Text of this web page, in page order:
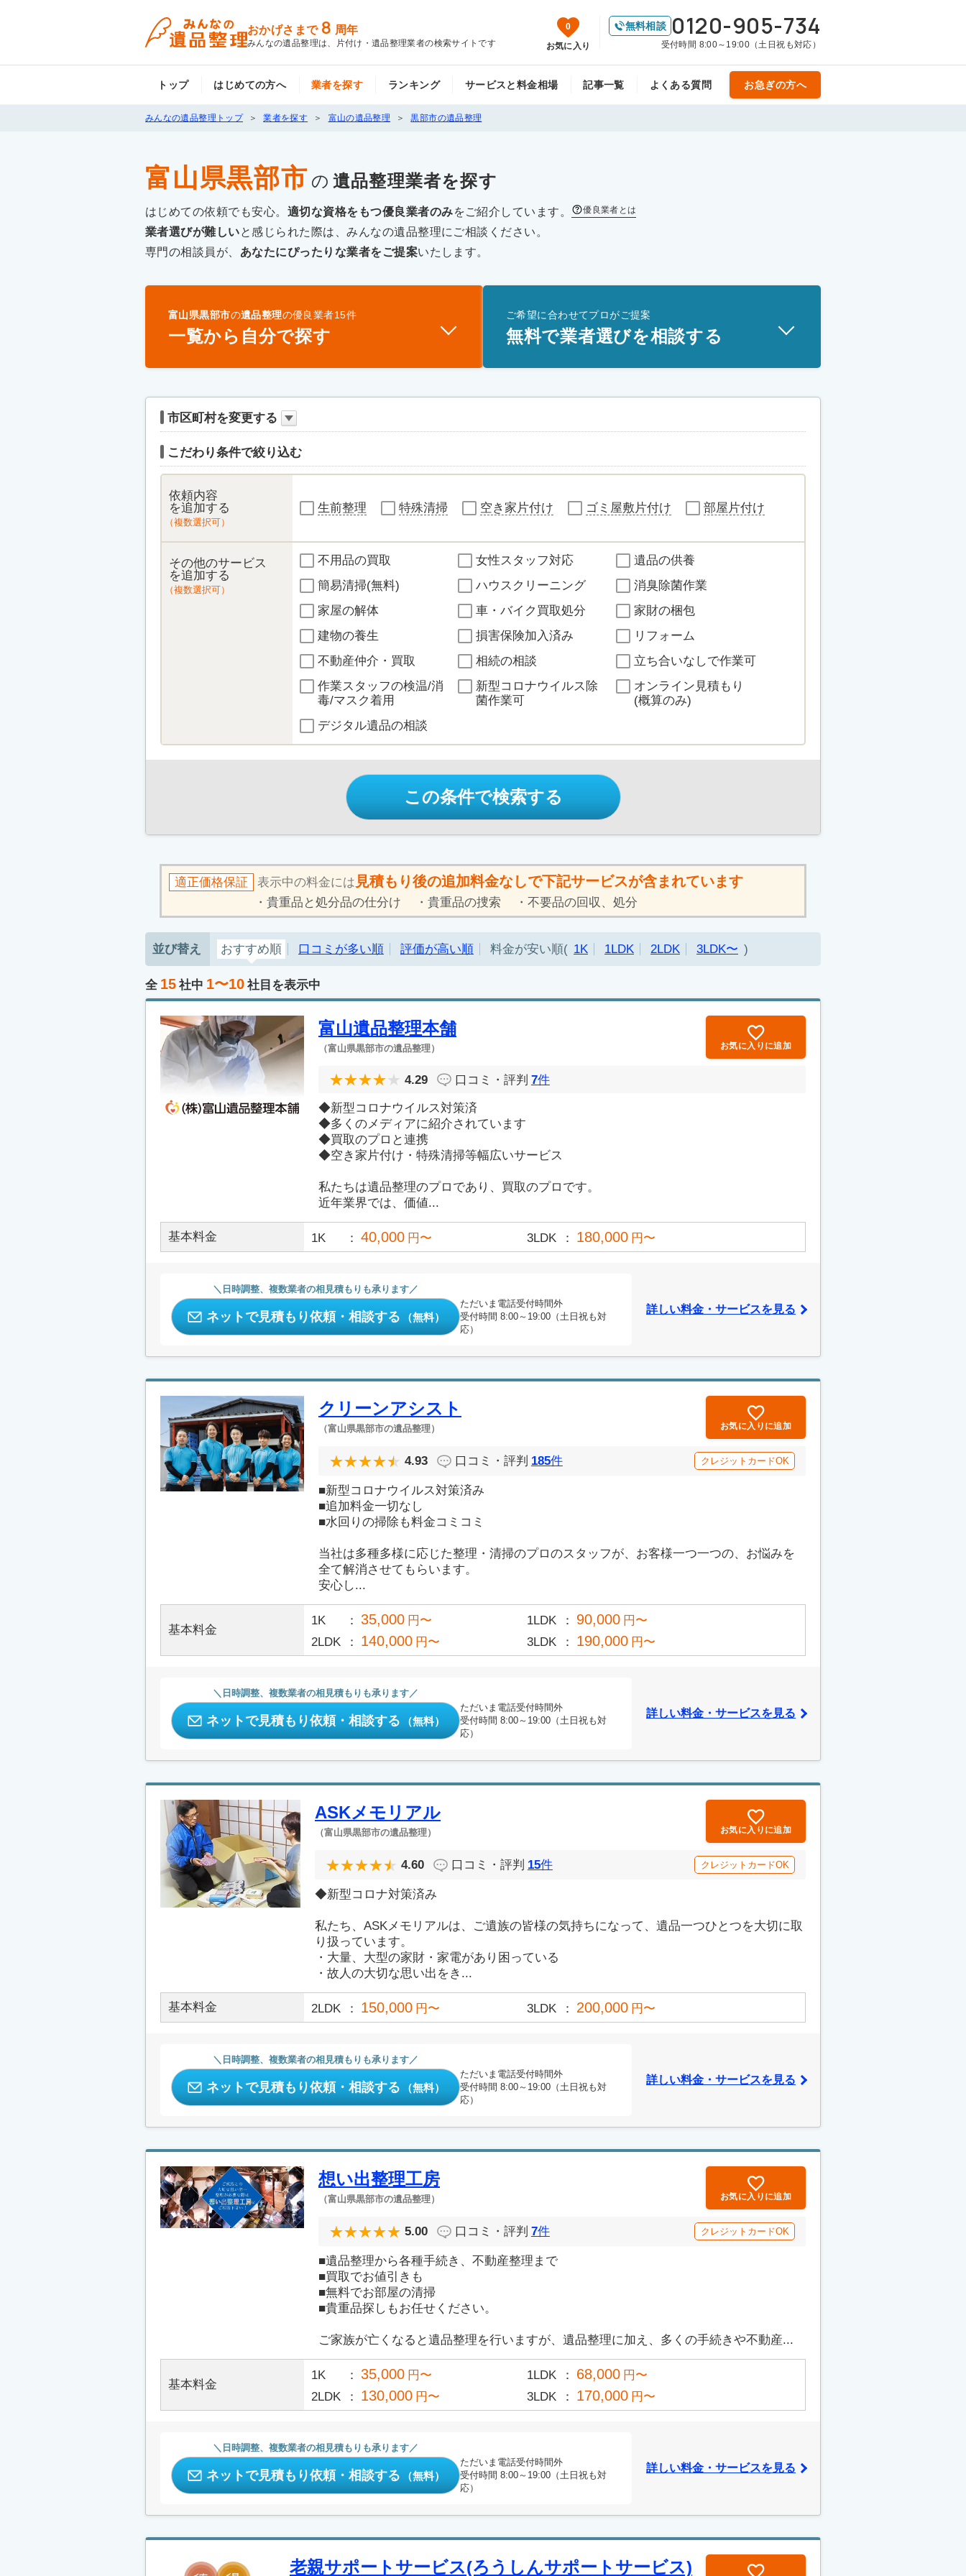
おかげさまで 8 周年
みんなの遺品整理は、片付け・遺品整理業者の検索サイトです
0
お気に入り
無料相談 0120-905-734
受付時間 8:00～19:00（土日祝も対応）
トップ はじめての方へ 業者を探す ランキング サービスと料金相場 記事一覧 よくある質問 お急ぎの方へ
みんなの遺品整理トップ 業者を探す 富山の遺品整理 黒部市の遺品整理
富山県黒部市 の 遺品整理業者を探す
はじめての依頼でも安心。 適切な資格をもつ優良業者のみをご紹介しています。 優良業者とは
業者選びが難しいと感じられた際は、みんなの遺品整理にご相談ください。
専門の相談員が、 あなたにぴったりな業者をご提案いたします。
富山県黒部市の遺品整理の優良業者15件
一覧から自分で探す
ご希望に合わせてプロがご提案
無料で業者選びを相談する
市区町村を変更する
こだわり条件で絞り込む
依頼内容
を追加する
（複数選択可）
生前整理 特殊清掃 空き家片付け ゴミ屋敷片付け 部屋片付け
その他のサービス
を追加する
（複数選択可）
不用品の買取 女性スタッフ対応
遺品の供養
簡易清掃(無料)
ハウスクリーニング
消臭除菌作業
家屋の解体
車・バイク買取処分
家財の梱包
建物の養生
損害保険加入済み
リフォーム
不動産仲介・買取
相続の相談
立ち合いなしで作業可
作業スタッフの検温/消
毒/マスク着用
新型コロナウイルス除
菌作業可
オンライン見積もり
(概算のみ)
デジタル遺品の相談
この条件で検索する
適正価格保証 表示中の料金には 見積もり後の追加料金なしで下記サービスが含まれています
貴重品と処分品の仕分け 貴重品の捜索 不要品の回収、処分
並び替え おすすめ順 口コミが多い順 評価が高い順 料金が安い順 1K 1LDK 2LDK 3LDK〜
全 15 社中 1〜10 社目を表示中
富山遺品整理本舗
（富山県黒部市の遺品整理） お気に入りに追加
4.29 口コミ・評判 7件
◆新型コロナウイルス対策済
◆多くのメディアに紹介されています
◆買取のプロと連携
◆空き家片付け・特殊清掃等幅広いサービス
私たちは遺品整理のプロであり、買取のプロです。
近年業界では、価値...
基本料金 1K 40,000 円〜 3LDK 180,000 円〜
日時調整、複数業者の相見積もりも承ります
ネットで見積もり依頼・相談する （無料）
ただいま電話受付時間外
受付時間 8:00～19:00（土日祝も対
応）
詳しい料金・サービスを見る
クリーンアシスト
（富山県黒部市の遺品整理） お気に入りに追加
4.93 口コミ・評判 185件 クレジットカードOK
■新型コロナウイルス対策済み
■追加料金一切なし
■水回りの掃除も料金コミコミ
当社は多種多様に応じた整理・清掃のプロのスタッフが、お客様一つ一つの、お悩みを
全て解消させてもらいます。
安心し...
基本料金
1K 35,000 円〜 1LDK 90,000 円〜
2LDK
140,000 円〜 3LDK 190,000 円〜
日時調整、複数業者の相見積もりも承ります
ネットで見積もり依頼・相談する （無料）
ただいま電話受付時間外
受付時間 8:00～19:00（土日祝も対
応）
詳しい料金・サービスを見る
ASKメモリアル
（富山県黒部市の遺品整理） お気に入りに追加
4.60 口コミ・評判 15件 クレジットカードOK
◆新型コロナ対策済み
私たち、ASKメモリアルは、ご遺族の皆様の気持ちになって、遺品一つひとつを大切に取
り扱っています。
・大量、大型の家財・家電があり困っている
・故人の大切な思い出をき...
基本料金 2LDK 150,000 円〜 3LDK 200,000 円〜
日時調整、複数業者の相見積もりも承ります
ネットで見積もり依頼・相談する （無料）
ただいま電話受付時間外
受付時間 8:00～19:00（土日祝も対
応）
詳しい料金・サービスを見る
想い出整理工房
（富山県黒部市の遺品整理） お気に入りに追加
5.00 口コミ・評判 7件 クレジットカードOK
■遺品整理から各種手続き、不動産整理まで
■買取でお値引きも
■無料でお部屋の清掃
■貴重品探しもお任せください。
ご家族が亡くなると遺品整理を行いますが、遺品整理に加え、多くの手続きや不動産...
基本料金
1K 35,000 円〜 1LDK 68,000 円〜
2LDK
130,000 円〜 3LDK 170,000 円〜
日時調整、複数業者の相見積もりも承ります
ネットで見積もり依頼・相談する （無料）
ただいま電話受付時間外
受付時間 8:00～19:00（土日祝も対
応）
詳しい料金・サービスを見る
老親サポートサービス(ろうしんサポートサービス)